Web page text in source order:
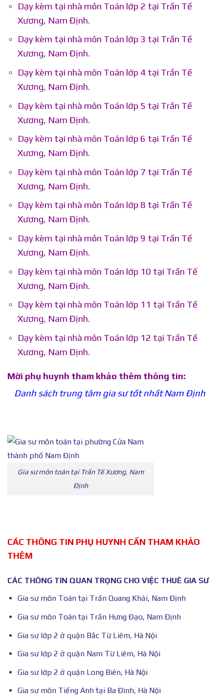
Dạy kèm tại nhà môn Toán lớp 2 tại Trần Tế
Xương, Nam Định.
Dạy kèm tại nhà môn Toán lớp 3 tại Trần Tế
Xương, Nam Định.
Dạy kèm tại nhà môn Toán lớp 4 tại Trần Tế
Xương, Nam Định.
Dạy kèm tại nhà môn Toán lớp 5 tại Trần Tế
Xương, Nam Định.
Dạy kèm tại nhà môn Toán lớp 6 tại Trần Tế
Xương, Nam Định.
Dạy kèm tại nhà môn Toán lớp 7 tại Trần Tế
Xương, Nam Định.
Dạy kèm tại nhà môn Toán lớp 8 tại Trần Tế
Xương, Nam Định.
Dạy kèm tại nhà môn Toán lớp 9 tại Trần Tế
Xương, Nam Định.
Dạy kèm tại nhà môn Toán lớp 10 tại Trần Tế
Xương, Nam Định.
Dạy kèm tại nhà môn Toán lớp 11 tại Trần Tế
Xương, Nam Định.
Dạy kèm tại nhà môn Toán lớp 12 tại Trần Tế
Xương, Nam Định.
Mời phụ huynh tham khảo thêm thông tin:
Danh sách trung tâm gia sư tốt nhất Nam Định
Gia sư môn toán tại Trần Tế Xương, Nam
Định
CÁC THÔNG TIN PHỤ HUYNH CẦN THAM KHẢO
THÊM
CÁC THÔNG TIN QUAN TRỌNG CHO VIỆC THUÊ GIA SƯ
Gia sư môn Toán tại Trần Quang Khải, Nam Định
Gia sư môn Toán tại Trần Hưng Đạo, Nam Định
Gia sư lớp 2 ở quận Bắc Từ Liêm, Hà Nội
Gia sư lớp 2 ở quận Nam Từ Liêm, Hà Nội
Gia sư lớp 2 ở quận Long Biên, Hà Nội
Gia sư môn Tiếng Anh tại Ba Đình, Hà Nội